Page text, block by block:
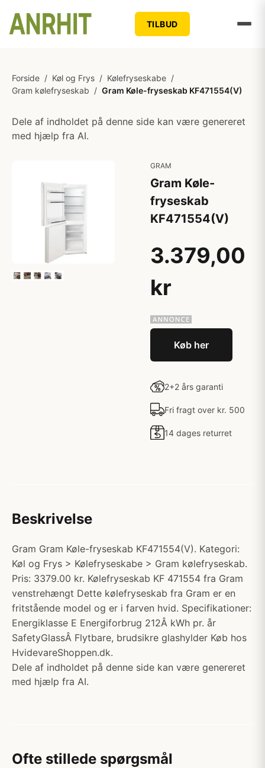
TILBUD
Forside / Køl og Frys / Kølefryseskabe /
Gram kølefryseskab / Gram Køle-fryseskab KF471554(V)
Dele af indholdet på denne side kan være genereret
med hjælp fra AI.
GRAM
Gram Køle-
fryseskab
KF471554(V)
3.379,00
kr
Køb her
2+2 års garanti
Fri fragt over kr. 500
14 dages returret
Beskrivelse
Gram Gram Køle-fryseskab KF471554(V). Kategori:
Køl og Frys > Kølefryseskabe > Gram kølefryseskab.
Pris: 3379.00 kr. Kølefryseskab KF 471554 fra Gram
venstrehængt Dette kølefryseskab fra Gram er en
fritstående model og er i farven hvid. Specifikationer:
Energiklasse E Energiforbrug 212Â kWh pr. år
SafetyGlassÂ Flytbare, brudsikre glashylder Køb hos
HvidevareShoppen.dk.
Dele af indholdet på denne side kan være genereret
med hjælp fra AI.
Ofte stillede spørgsmål